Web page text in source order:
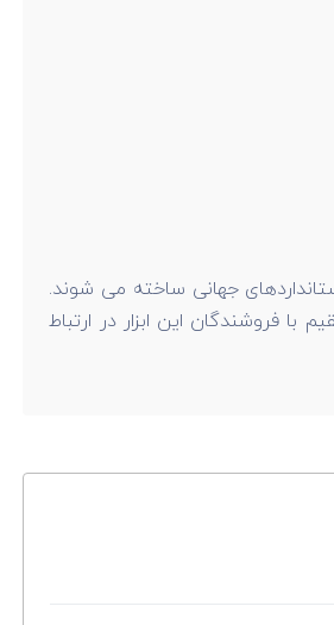
جهانی ساخته می شوند.
فروشندگان این ابزار در ارتباط